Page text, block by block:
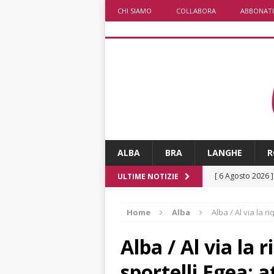
CHI SIAMO COLLABORA ABBONATI
ALBA BRA LANGHE
ULTIME NOTIZIE [ 6 Agosto 2026 ]
[ 6 Agosto 2026 ]
numero
Home Alba Alba / Al via la
Alba / Al via la